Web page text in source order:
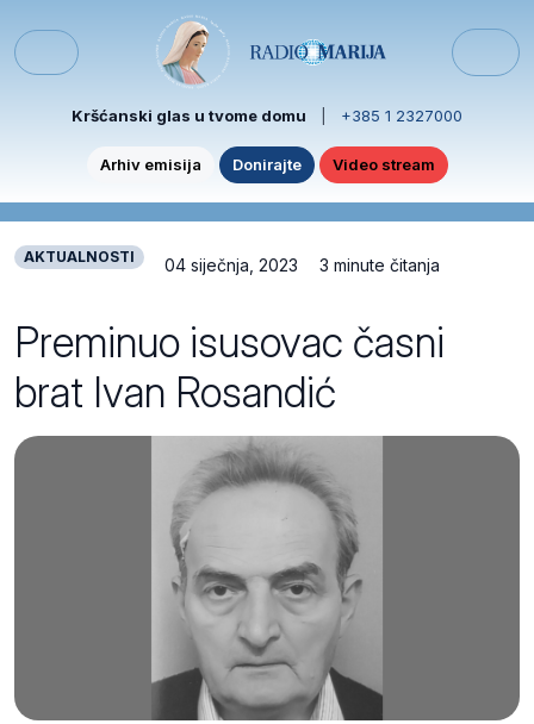
Menu
Kršćanski glas u tvome domu +385 1 2327000
Arhiv emisija Donirajte Video stream
AKTUALNOSTI 04 siječnja, 2023 3 minute čitanja
Preminuo isusovac časni
brat Ivan Rosandić